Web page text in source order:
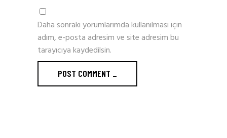
Daha sonraki yorumlarımda kullanılması için
adım, e-posta adresim ve site adresim bu
tarayıcıya kaydedilsin.
POST COMMENT _